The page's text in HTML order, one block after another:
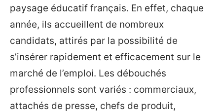
paysage éducatif français. En effet, chaque
année, ils accueillent de nombreux
candidats, attirés par la possibilité de
s’insérer rapidement et efficacement sur le
marché de l’emploi. Les débouchés
professionnels sont variés : commerciaux,
attachés de presse, chefs de produit,